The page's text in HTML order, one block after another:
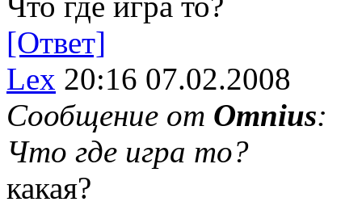
[Ответ]
Lex 20:16 07.02.2008
Сообщение от Omnius:
Что где игра то?
какая?